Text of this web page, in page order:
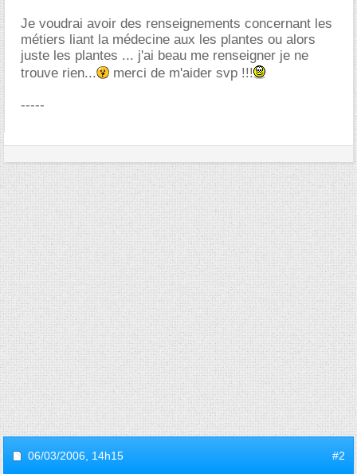
Je voudrai avoir des renseignements concernant les
métiers liant la médecine aux les plantes ou alors
juste les plantes ... j'ai beau me renseigner je ne
trouve rien...
merci de m'aider svp !!!
-----
06/03/2006, 14h15 #2